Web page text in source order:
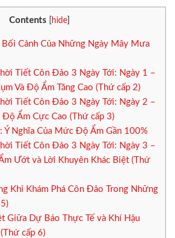
Contents hide
Cảnh Của Những Ngày Mây Mưa
Tiết Côn Đảo 3 Ngày Tới: Ngày 1 –
Và Độ Ẩm Tăng Cao (Thứ cấp 2)
Tiết Côn Đảo 3 Ngày Tới: Ngày 2 –
Độ Ẩm Cực Cao (Thứ cấp 3)
Ý Nghĩa Của Mức Độ Ẩm Gần 100%
Tiết Côn Đảo 3 Ngày Tới: Ngày 3 –
Ướt và Lời Khuyên Khác Biệt (Thứ
Khi Khám Phá Côn Đảo Trong Những
Giữa Dự Báo Thực Tế và Khí Hậu
cấp 6)